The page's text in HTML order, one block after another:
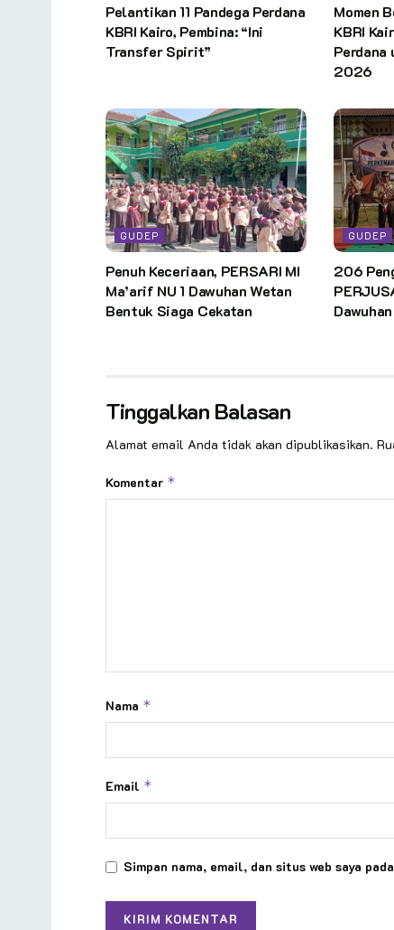
Pelantikan 11 Pandega Perdana
KBRI Kairo, Pembina: “Ini
Transfer Spirit”
Momen
KBRI
Perdana
2026
GUDEP
Penuh Keceriaan, PERSARI MI
Ma’arif NU 1 Dawuhan Wetan
Bentuk Siaga Cekatan
GUDEP
206
Tinggalkan Balasan
Alamat email Anda tidak akan dipublikasikan.
Komentar *
Nama *
Email *
Simpan nama, email, dan situs web saya